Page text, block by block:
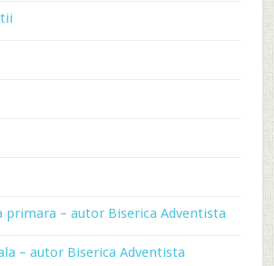
primara – autor Biserica Adventista
– autor Biserica Adventista